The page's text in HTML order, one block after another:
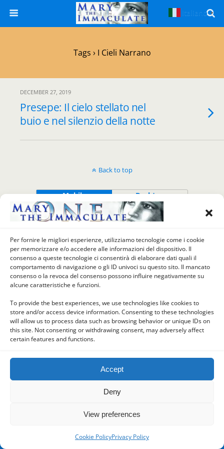
Per fornire le migliori esperienze, utilizziamo tecnologie come i cookie
per memorizzare e/o accedere alle informazioni del dispositivo. Il
consenso a queste tecnologie ci consentirà di elaborare dati quali il
comportamento di navigazione o gli ID univoci su questo sito. Il mancato
consenso o la revoca del consenso possono influire negativamente su
alcune caratteristiche e funzioni.
To provide the best experiences, we use technologies like cookies to
store and/or access device information. Consenting to these technologies
will allow us to process data such as browsing behavior or unique IDs on
this site. Not consenting or withdrawing consent, may adversely affect
certain features and functions.
Accept
Deny
View preferences
Cookie PolicyPrivacy Policy
Tags › I Cieli Narrano
DECEMBER 27, 2019
Presepe: Il cielo stellato nel
buio e nel silenzio della notte
Back to top
Mobile Desktop
Italiano ▼
Powered by
WPtouch Mobile Suite for WordPress